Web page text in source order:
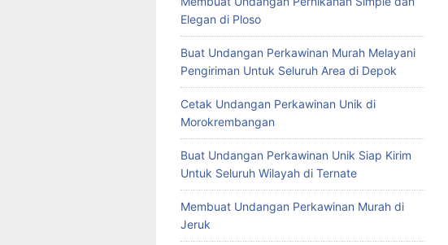
Elegan di Ploso
Buat Undangan Perkawinan Murah Melayani
Pengiriman Untuk Seluruh Area di Depok
Cetak Undangan Perkawinan Unik di
Morokrembangan
Buat Undangan Perkawinan Unik Siap Kirim
Untuk Seluruh Wilayah di Ternate
Membuat Undangan Perkawinan Murah di
Jeruk